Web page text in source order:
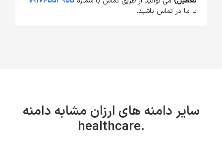
با ما در تماس باشید.
سایر دامنه های ارزان مشابه دامنه
.healthcare